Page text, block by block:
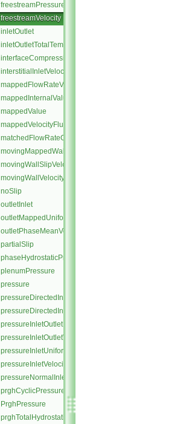
freestreamPressure
freestreamVelocity
inletOutlet
inletOutletTotalTemperature
interfaceCompression
interstitialInletVelocity
mappedFlowRateVelocity
mappedInternalValue
mappedValue
mappedVelocityFlux
matchedFlowRateOutletVelocity
movingMappedWallVelocity
movingWallSlipVelocity
movingWallVelocity
noSlip
outletInlet
outletMappedUniformInlet
outletPhaseMeanVelocity
partialSlip
phaseHydrostaticPressure
plenumPressure
pressure
pressureDirectedInletOutletVelocity
pressureDirectedInletVelocity
pressureInletOutletParSlipVelocity
pressureInletOutletVelocity
pressureInletUniformVelocity
pressureInletVelocity
pressureNormalInletOutletVelocity
prghCyclicPressure
PrghPressure
prghTotalHydrostaticPressure